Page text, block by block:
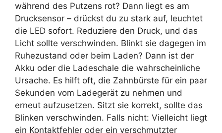
während des Putzens rot? Dann liegt es am
Drucksensor – drückst du zu stark auf, leuchtet
die LED sofort. Reduziere den Druck, und das
Licht sollte verschwinden. Blinkt sie dagegen im
Ruhezustand oder beim Laden? Dann ist der
Akku oder die Ladeschale die wahrscheinliche
Ursache. Es hilft oft, die Zahnbürste für ein paar
Sekunden vom Ladegerät zu nehmen und
erneut aufzusetzen. Sitzt sie korrekt, sollte das
Blinken verschwinden. Falls nicht: Vielleicht liegt
ein Kontaktfehler oder ein verschmutzter